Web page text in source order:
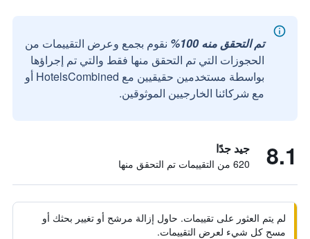
تم التحقق منه 100%
نقوم بجمع وعرض التقييمات من
الحجوزات التي تم التحقق منها فقط والتي تم إجراؤها
بواسطة مستخدمين حقيقيين مع HotelsCombined أو
مع شركائنا الخارجيين الموثوقين.
8.1 جيد جدًا
620 من التقييمات تم التحقق منها
لم يتم العثور على تقييمات. حاول إزالة مرشح أو تغيير بحثك أو
مسح كل شيء لعرض التقييمات.